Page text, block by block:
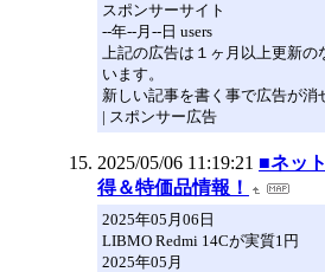
スポンサーサイト
--年--月--日 users
上記の広告は１ヶ月以上更新
います。
新しい記事を書く事で広告が消
| スポンサー広告
2025/05/06 11:19:21 ■ネッ
得＆特価品情報！
2025年05月06日
LIBMO Redmi 14Cが実質1円
2025年05月